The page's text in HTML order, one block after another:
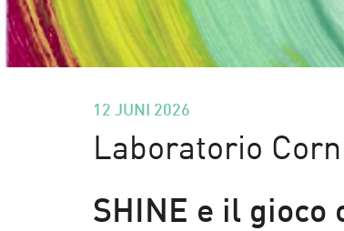
12 JUNI 2026
Laboratorio
SHINE e il gioco